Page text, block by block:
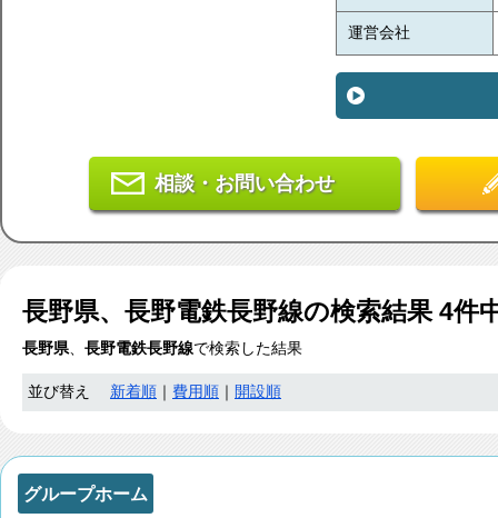
運営会社
相談・お問い合わせ
長野県、長野電鉄長野線の検索結果 4件
長野県、 長野電鉄長野線で検索した結果
並び替え 新着順 費用順 開設順
グループホーム